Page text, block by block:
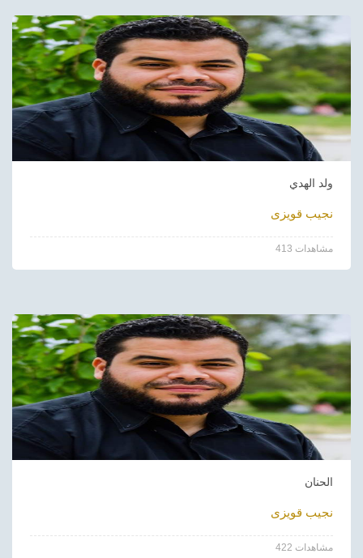
ولد الهدي
نجيب قويزى
413 مشاهدات
الحنان
نجيب قويزى
422 مشاهدات